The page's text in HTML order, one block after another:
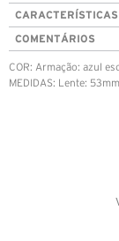
CARACTERÍSTICAS
COMENTÁRIOS
COR: Armação: azul
MEDIDAS: Lente: